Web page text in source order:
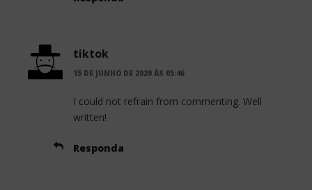
tiktok
15 DE JUNHO DE 2020 ÀS 05:46
I could not refrain from commenting. Well
written!
Responda